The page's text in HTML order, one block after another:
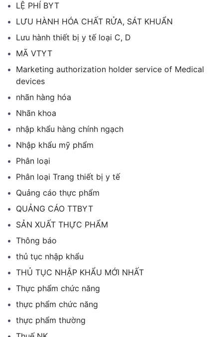
LỆ PHÍ BYT
LƯU HÀNH HÓA CHẤT RỬA, SÁT KHUẨN
Lưu hành thiết bị y tế loại C, D
MÃ VTYT
Marketing authorization holder service of Medical
devices
nhãn hàng hóa
Nhãn khoa
nhập khẩu hàng chính ngạch
Nhập khẩu mỹ phẩm
Phân loại
Phân loại Trang thiết bị y tế
Quảng cáo thực phẩm
QUẢNG CÁO TTBYT
SẢN XUẤT THỰC PHẨM
Thông báo
thủ tục nhập khẩu
THỦ TỤC NHẬP KHẨU MỚI NHẤT
Thực phẩm chức năng
thực phẩm chức năng
thực phẩm thường